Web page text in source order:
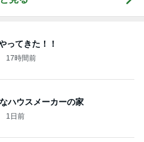
ってきた！！
17時間前
ハウスメーカーの家
1日前